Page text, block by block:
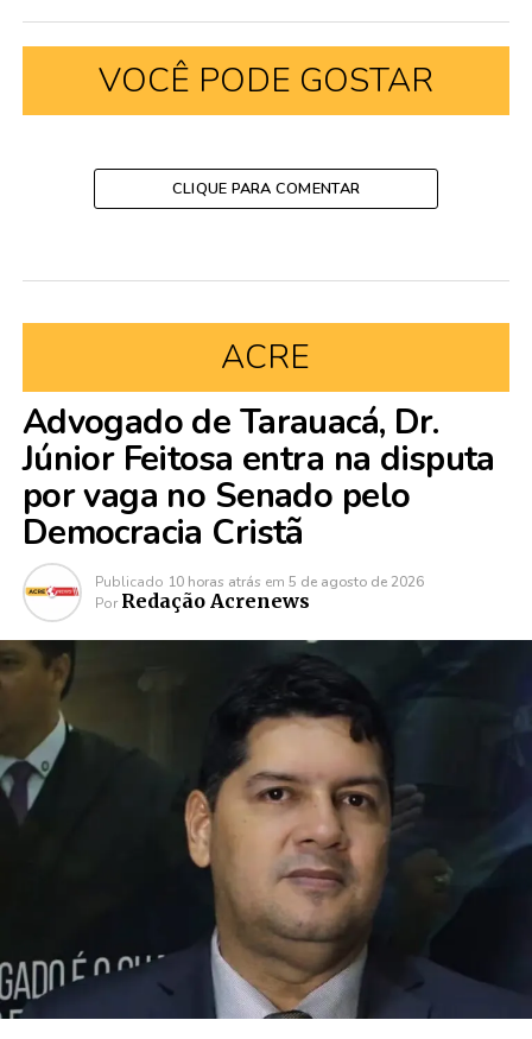
VOCÊ PODE GOSTAR
CLIQUE PARA COMENTAR
ACRE
Advogado de Tarauacá, Dr.
Júnior Feitosa entra na disputa
por vaga no Senado pelo
Democracia Cristã
Publicado 10 horas atrás em 5 de agosto de 2026
Por Redação Acrenews